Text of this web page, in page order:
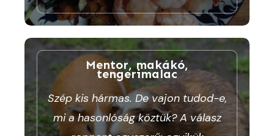
Mentor, makákó,
tengerimalac
Szép kis hármas. De vajon tudod-e,
mi a hasonlóság köztük? A válasz